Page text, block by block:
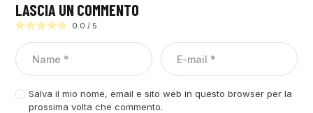
LASCIA UN COMMENTO
0.0 / 5
Salva il mio nome, email e sito web in questo browser per la
prossima volta che commento.